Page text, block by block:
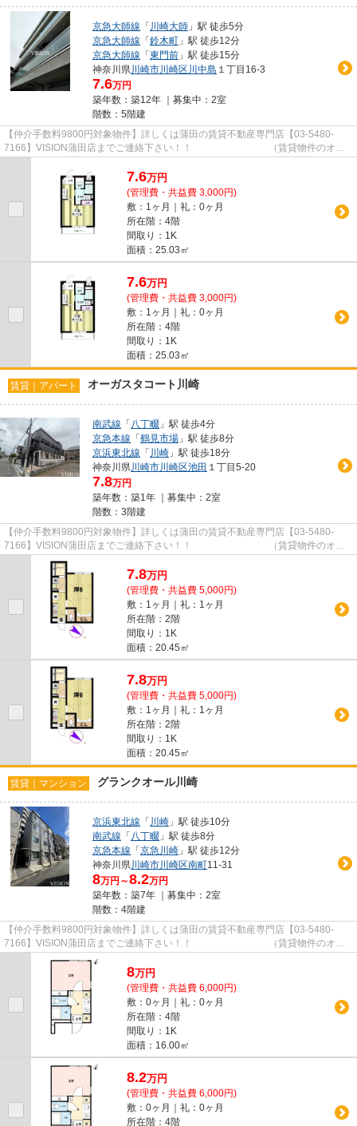
京急大師線 「 川崎大師 」駅 徒歩5分
京急大師線 「鈴木町 」駅 徒歩12分
京急大師線 「東門前 」駅 徒歩15分
神奈川県川崎市川崎区川中島 １丁目16-3
7.6万円
築年数：築12年 ｜募集中： 2室
階数：5階建
【仲介手数料9800円対象物件】詳しくは蒲田の賃貸不動産専門店【03-5480-
7166】VISION蒲田店までご連絡下さい！！ （賃貸物件のオス
スメポイント）駅徒歩5分以内 ネッ...
7.6万円
(管理費・共益費 3,000円)
敷：1ヶ月｜礼：0ヶ月
所在階：4階
間取り：1K
面積：25.03㎡
7.6万円
(管理費・共益費 3,000円)
敷：1ヶ月｜礼：0ヶ月
所在階：4階
間取り：1K
面積：25.03㎡
賃貸｜アパート オーガスタコート川崎
南武線 「八丁畷 」駅 徒歩4分
京急本線 「鶴見市場 」駅 徒歩8分
京浜東北線 「 川崎 」駅 徒歩18分
神奈川県川崎市川崎区池田 １丁目5-20
7.8万円
築年数：築1年 ｜募集中： 2室
階数：3階建
【仲介手数料9800円対象物件】詳しくは蒲田の賃貸不動産専門店【03-5480-
7166】VISION蒲田店までご連絡下さい！！ （賃貸物件のオス
スメポイント）キャンペーン ネット...
7.8万円
(管理費・共益費 5,000円)
敷：1ヶ月｜礼：1ヶ月
所在階：2階
間取り：1K
面積：20.45㎡
7.8万円
(管理費・共益費 5,000円)
敷：1ヶ月｜礼：1ヶ月
所在階：2階
間取り：1K
面積：20.45㎡
賃貸｜マンション グランクオール川崎
京浜東北線 「 川崎 」駅 徒歩10分
南武線 「八丁畷 」駅 徒歩8分
京急本線 「京急川崎 」駅 徒歩12分
神奈川県川崎市川崎区南町11-31
8万円～8.2万円
築年数：築7年 ｜募集中： 2室
階数：4階建
【仲介手数料9800円対象物件】詳しくは蒲田の賃貸不動産専門店【03-5480-
7166】VISION蒲田店までご連絡下さい！！ （賃貸物件のオス
スメポイント）上階無し システムキ...
8万円
(管理費・共益費 6,000円)
敷：0ヶ月｜礼：0ヶ月
所在階：4階
間取り：1K
面積：16.00㎡
8.2万円
(管理費・共益費 6,000円)
敷：0ヶ月｜礼：0ヶ月
所在階：4階